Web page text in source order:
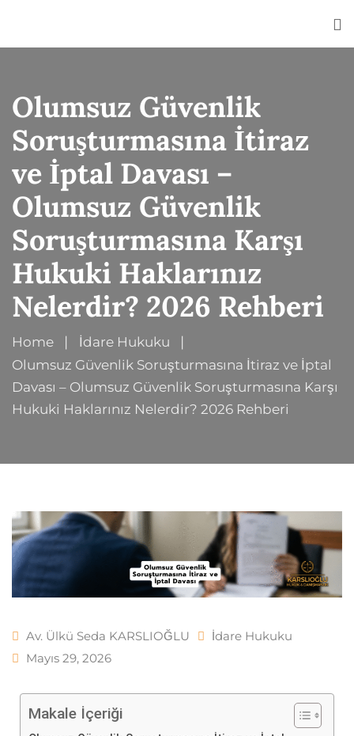
Olumsuz Güvenlik
Soruşturmasına İtiraz
ve İptal Davası –
Olumsuz Güvenlik
Soruşturmasına Karşı
Hukuki Haklarınız
Nelerdir? 2026 Rehberi
Home
İdare Hukuku
Olumsuz Güvenlik Soruşturmasına İtiraz ve İptal
Davası – Olumsuz Güvenlik Soruşturmasına Karşı
Hukuki Haklarınız Nelerdir? 2026 Rehberi
Av. Ülkü Seda KARSLIOĞLU
İdare Hukuku
Mayıs 29, 2026
Makale İçeriği